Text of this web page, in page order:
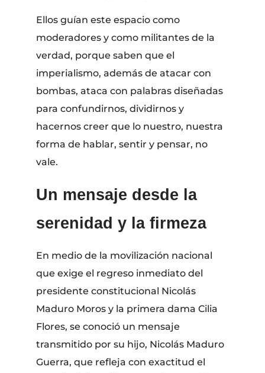
Ellos guían este espacio como
moderadores y como militantes de la
verdad, porque saben que el
imperialismo, además de atacar con
bombas, ataca con palabras diseñadas
para confundirnos, dividirnos y
hacernos creer que lo nuestro, nuestra
forma de hablar, sentir y pensar, no
vale.
Un mensaje desde la
serenidad y la firmeza
En medio de la movilización nacional
que exige el regreso inmediato del
presidente constitucional Nicolás
Maduro Moros y la primera dama Cilia
Flores, se conoció un mensaje
transmitido por su hijo, Nicolás Maduro
Guerra, que refleja con exactitud el